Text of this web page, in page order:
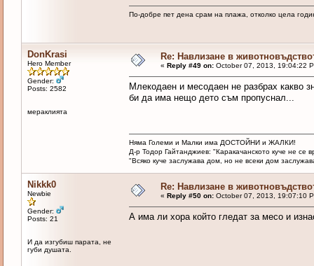
По-добре пет дена срам на плажа, отколко цела
DonKrasi
Hero Member
Gender:
Posts: 2582
мераклията
Re: Навлизане в
« Reply #49 on:October 07, 2013, 19:04:22
Млекодаен и месодаен не разбрах какво
би да има нещо дето съм пропуснал...
Няма Големи и Малки има ДОСТОЙНИ и ЖАЛКИ!
Д-р Тодор Гайтанджиев: "Каракачанското куче не
"Всяко куче заслужава дом, но не всеки дом
Nikkk0
Newbie
Gender:
Posts: 21
И да изгубиш парата, не
губи душата.
Re: Навлизане в
« Reply #50 on:October 07, 2013, 19:07:10
А има ли хора който гледат за месо и